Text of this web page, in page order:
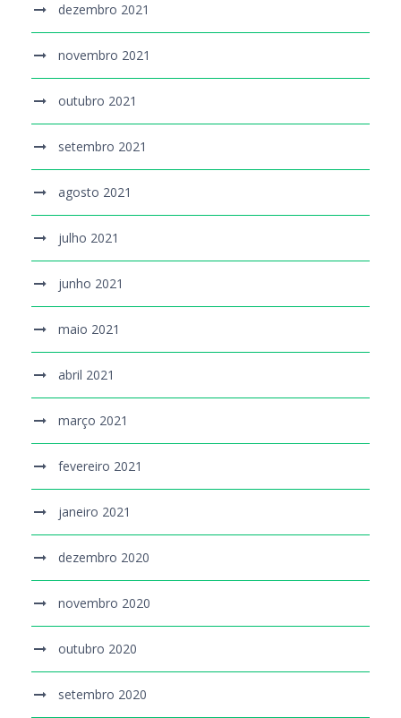
dezembro 2021
novembro 2021
outubro 2021
setembro 2021
agosto 2021
julho 2021
junho 2021
maio 2021
abril 2021
março 2021
fevereiro 2021
janeiro 2021
dezembro 2020
novembro 2020
outubro 2020
setembro 2020